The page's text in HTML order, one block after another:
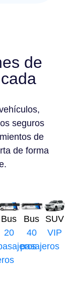
de
seguros
de
de forma
Bus
20
Bus
40
pasajeros
SUV
VIP